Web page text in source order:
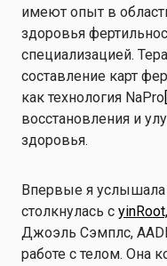
имеют опыт в
здоровья
специализацией.
составление карт
как технология NaPro
восстановления и
здоровья.
Впервые я услышала
столкнулась с yinRoot,
Джоэль Сэмплс,
работе с телом. Она